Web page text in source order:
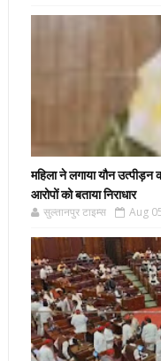
महिला ने लगाया यौन उत्पीड़न
आरोपों को बताया निराधार
सुल्तानपुर टाइम्स Aug